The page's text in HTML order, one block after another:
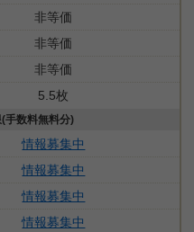
非等価
非等価
非等価
5.5枚
手数料無料分)
情報募集中
情報募集中
情報募集中
情報募集中